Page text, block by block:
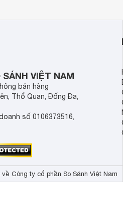
VIỆT NAM
bán hàng
Thổ Quan, Đống Đa,
số 0106373516,
Công ty cổ phần So Sánh Việt Nam